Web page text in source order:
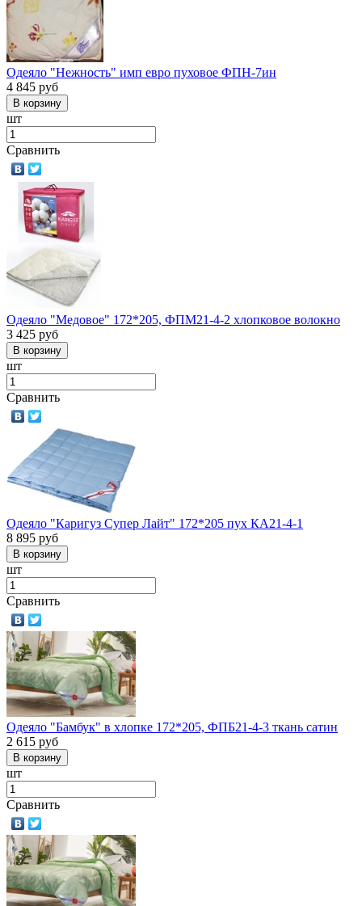
Одеяло "Нежность" имп евро пуховое ФПН-7ин
4 845 руб
шт
Сравнить
Одеяло "Медовое" 172*205, ФПМ21-4-2 хлопковое волокно
3 425 руб
шт
Сравнить
Одеяло "Каригуз Супер Лайт" 172*205 пух КА21-4-1
8 895 руб
шт
Сравнить
Одеяло "Бамбук" в хлопке 172*205, ФПБ21-4-3 ткань сатин
2 615 руб
шт
Сравнить